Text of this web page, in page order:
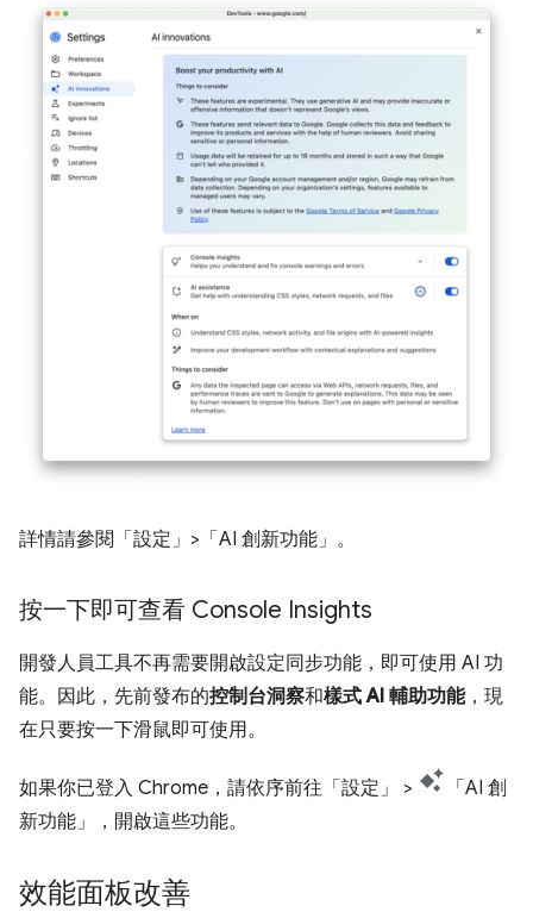
詳情請參閱「設定」>「AI 創新功能」 。
按一下即可查看 Console Insights
開發人員工具不再需要開啟設定同步功能，即可使用 AI 功
能。因此，先前發布的控制台洞察和樣式 AI 輔助功能，現
在只要按一下滑鼠即可使用。
如果你已登入 Chrome，請依序前往「設定」 >
「AI 創
新功能」
，開啟這些功能。
效能面板改善